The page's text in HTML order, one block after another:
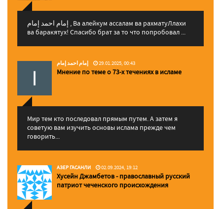
إمام احمد إمام , Ва алейкум ассалам ва рахматуЛлахи
ва баракятух! Спасибо брат за то что попробовал ...
إمام احمد إمام 29.01.2025, 00:43
Мнение по теме о 73-х течениях в исламе
Мир тем кто последовал прямым путем. А затем я
советую вам изучить основы ислама прежде чем
говорить...
АЗЕР ГАСАНЛИ 02.09.2024, 19:12
Хусейн Джамбетов - православный русский
патриот чеченского происхождения